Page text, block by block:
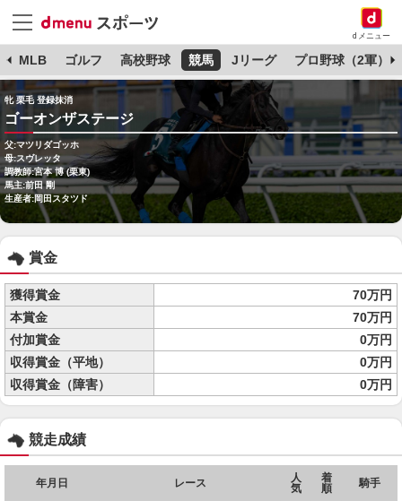
dメニュー
MLB ゴルフ 高校野球 競馬 Jリーグ プロ野球（2軍）
牝 栗毛 登録抹消
ゴーオンザステージ
父:マツリダゴッホ
母:スヴレッタ
調教師:宮本 博 (栗東)
馬主:前田 剛
生産者:岡田スタツド
賞金
獲得賞金
70万円
本賞金
70万円
付加賞金
0万円
収得賞金（平地）
0万円
収得賞金（障害）
0万円
競走成績
年月日 レース
人
気
着
順
騎手